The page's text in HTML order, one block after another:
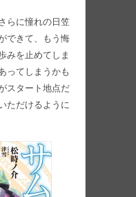
らに憧れの日笠
できて、もう悔
みを止めてしま
ってしまうかも
スタート地点だ
ただけるように